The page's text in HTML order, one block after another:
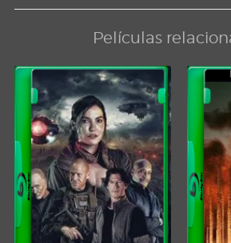
Películas